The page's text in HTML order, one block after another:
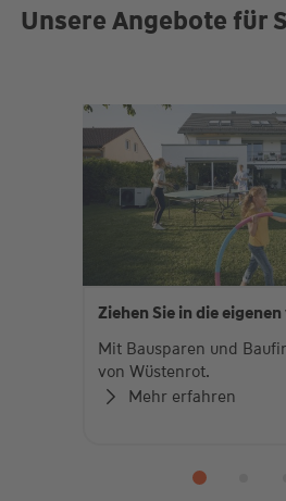
Unsere Angebote für
Ziehen Sie in die
Mit Bausparen und
von Wüstenrot.
Mehr erfahren